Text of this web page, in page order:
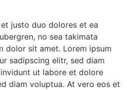
justo duo dolores et ea
no sea takimata
dolor sit amet. Lorem ipsum
sadipscing elitr, sed diam
ut labore et dolore
diam voluptua. At vero eos et